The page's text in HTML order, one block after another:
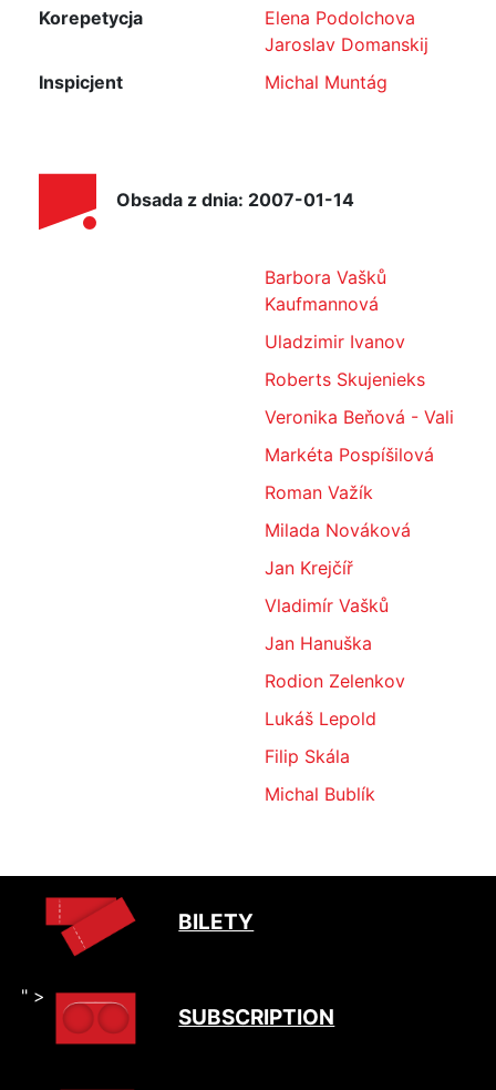
Korepetycja
Elena Podolchova
Jaroslav Domanskij
Inspicjent
Michal Muntág
Obsada z dnia: 2007-01-14
Barbora Vašků
Kaufmannová
Uladzimir Ivanov
Roberts Skujenieks
Veronika Beňová - Vali
Markéta Pospíšilová
Roman Važík
Milada Nováková
Jan Krejčíř
Vladimír Vašků
Jan Hanuška
Rodion Zelenkov
Lukáš Lepold
Filip Skála
Michal Bublík
BILETY
" >
SUBSCRIPTION